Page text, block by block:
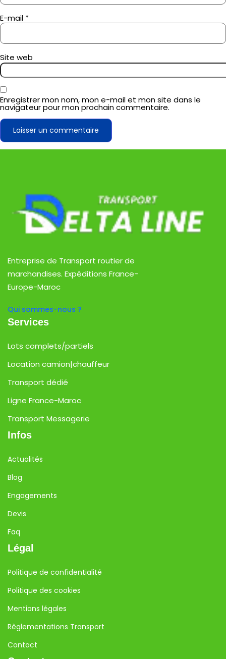
E-mail *
Site web
Enregistrer mon nom, mon e-mail et mon site dans le
navigateur pour mon prochain commentaire.
Entreprise de Transport routier de
marchandises. Expéditions France-
Europe-Maroc
Qui sommes-nous ?
Services
Lots complets/partiels
Location camion|chauffeur
Transport dédié
Ligne France-Maroc
Transport Messagerie
Infos
Actualités
Blog
Engagements
Devis
Faq
Légal
Politique de confidentialité
Politique des cookies
Mentions légales
Règlementations Transport
Contact